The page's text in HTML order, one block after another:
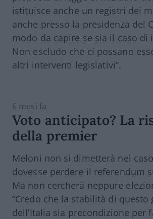
istituisce anche un registri dei
anche presso la presidenza del
modo da capire se sia il caso di
Non escludo che ci possano
altri interventi legislativi”.
6 mesi fa
Voto anticipato? La
della premier
Meloni non si dimetterà nel
dovesse perdere il referendum
Ma non cercherà neppure
“Credo che la stabilità di questo
dell’Italia sia precondizione per